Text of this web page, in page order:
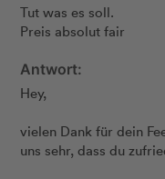
Tut was es soll.
Preis absolut fair
Antwort:
Hey,
vielen Dank für dein
uns sehr, dass du